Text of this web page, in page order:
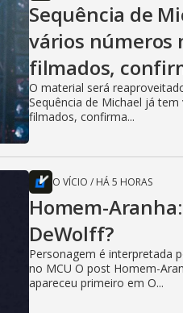
Sequência de
vários números
filmados,
O material será
Sequência de Michael já
filmados, confirma...
O VÍCIO / HÁ 5 HORAS
Homem-
DeWolff?
Personagem é interpretada
no MCU O post Homem-
apareceu primeiro em O...